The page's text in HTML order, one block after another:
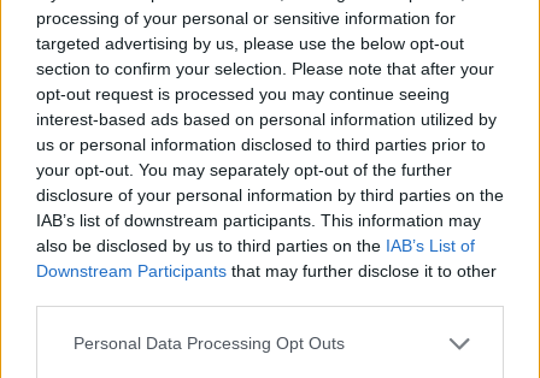
processing of your personal or sensitive information for
targeted advertising by us, please use the below opt-out
section to confirm your selection. Please note that after your
opt-out request is processed you may continue seeing
interest-based ads based on personal information utilized by
us or personal information disclosed to third parties prior to
your opt-out. You may separately opt-out of the further
disclosure of your personal information by third parties on the
IAB’s list of downstream participants. This information may
also be disclosed by us to third parties on the IAB’s List of
Downstream Participants that may further disclose it to other
Personal Data Processing Opt Outs
Effectiviteit
Hoeveelheid bijwerkingen
leverontsteking moet nu stoppen van de arts gezien mijn
bloedwaarden voor de lever niet goed zijn, na één maand
terug bloed onderzoek.
geef mening 0 reacties
Zocor
25-10-2012 | Vrouw | 62